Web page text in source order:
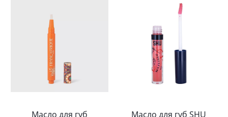
Масло для губ
Масло для губ SHU